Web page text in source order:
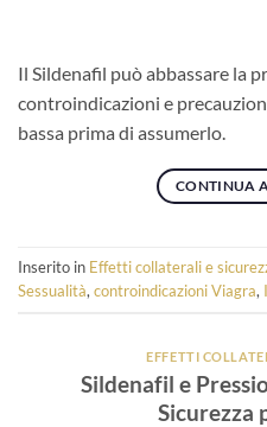
Il Sildenafil può abbassare la
controindicazioni e
bassa prima di assumerlo.
CONTINUA
Inserito in Effetti collaterali e
Sessualità,controindicazioni Viagra,
EFFETTI
Sildenafil e
Sicurezza